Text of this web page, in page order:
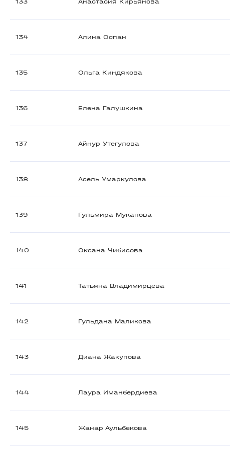
133 Анастасия Кирьянова
134 Алина Оспан
135 Ольга Киндякова
136 Елена Галушкина
137 Айнур Утегулова
138 Асель Умаркулова
139 Гульмира Муканова
140 Оксана Чибисова
141 Татьяна Владимирцева
142 Гульдана Маликова
143 Диана Жакупова
144 Лаура Иманбердиева
145 Жанар Аульбекова